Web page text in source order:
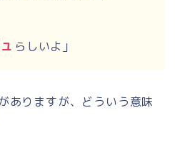
らしいよ」
ありますが、どういう意味